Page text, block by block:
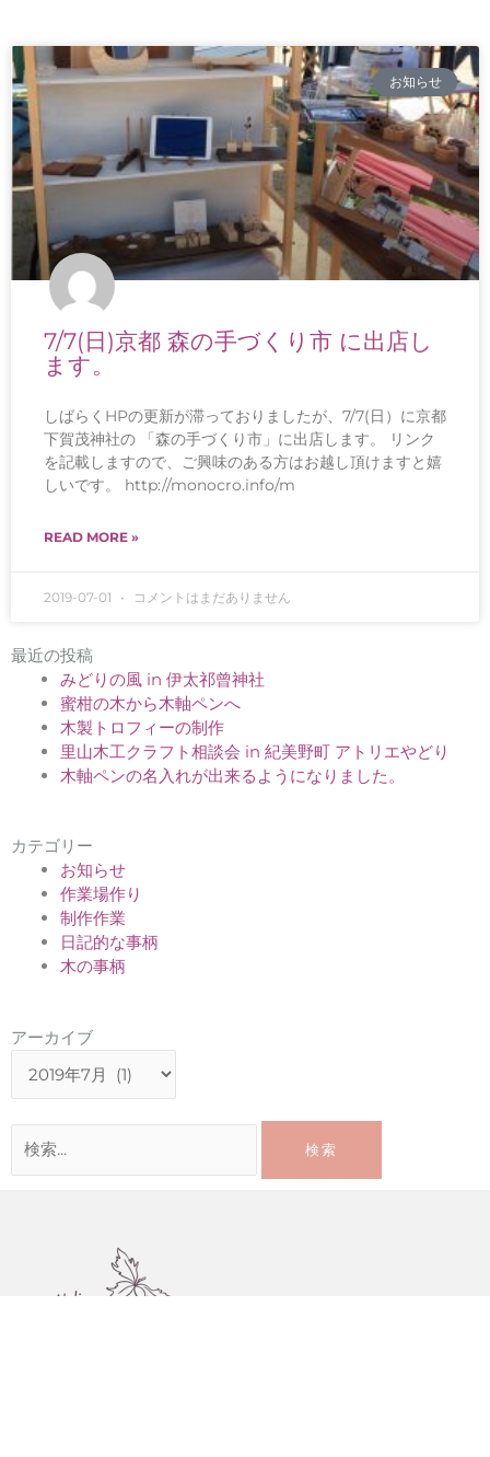
お知らせ
7/7(日)京都 森の手づくり市 に出店し
ます。
しばらくHPの更新が滞っておりましたが、7/7(日）に京都
下賀茂神社の 「森の手づくり市」に出店します。 リンク
を記載しますので、ご興味のある方はお越し頂けますと嬉
しいです。 http://monocro.info/m
READ MORE »
2019-07-01 コメントはまだありません
最近の投稿
みどりの風 in 伊太祁曾神社
蜜柑の木から木軸ペンへ
木製トロフィーの制作
里山木工クラフト相談会 in 紀美野町 アトリエやどり
木軸ペンの名入れが出来るようになりました。
カテゴリー
お知らせ
作業場作り
制作作業
日記的な事柄
木の事柄
アーカイブ
ア
ブ
検
索
対